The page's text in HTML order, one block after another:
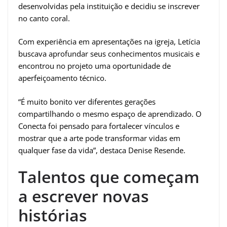
desenvolvidas pela instituição e decidiu se inscrever
no canto coral.
Com experiência em apresentações na igreja, Letícia
buscava aprofundar seus conhecimentos musicais e
encontrou no projeto uma oportunidade de
aperfeiçoamento técnico.
“É muito bonito ver diferentes gerações
compartilhando o mesmo espaço de aprendizado. O
Conecta foi pensado para fortalecer vínculos e
mostrar que a arte pode transformar vidas em
qualquer fase da vida”, destaca Denise Resende.
Talentos que começam
a escrever novas
histórias